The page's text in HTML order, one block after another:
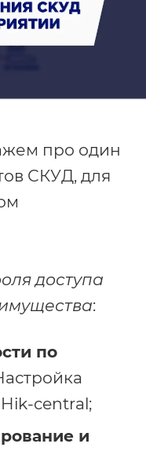
про один
СКУД, для
доступа
:
по
central;
и